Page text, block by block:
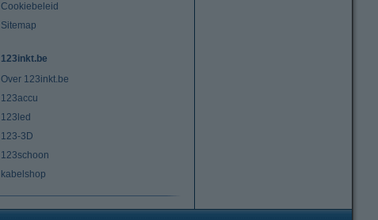
Cookiebeleid
Sitemap
123inkt.be
Over 123inkt.be
123accu
123led
123-3D
123schoon
kabelshop